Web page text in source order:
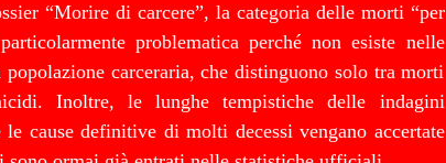
“Morire di carcere”, la categoria delle morti “per
problematica perché non esiste nelle
popolazione carceraria, che distinguono solo tra morti
Inoltre, le lunghe tempistiche delle indagini
cause definitive di molti decessi vengano accertate